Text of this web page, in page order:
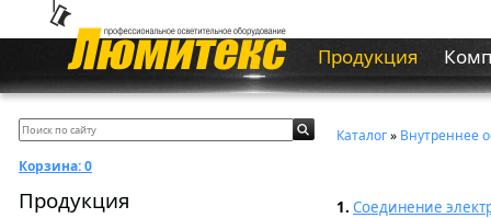
Продукция
Корзина:0
Продукция
Каталог» Внутреннее
1. Соединение